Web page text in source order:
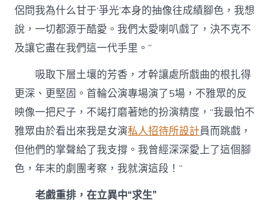
侶問我為什么甘于‘爭光’本身的抽像往成績腳色，我想
說，一切都源于酷愛。我們太愛喇叭戲了，決不克不
及讓它盡在我們這一代手里。”
吸取下層土壤的芳香，才幹讓處所戲曲的根扎得
更深、更堅固。首輪公演專場演了5場，不雅眾的反
映像一把尺子，不竭打磨著她的扮演精度，“我最怕不
雅眾由於看出來我是女演私人招待所設計員而跳戲，
但他們的掌聲給了我支撐。我曾經深深愛上了這個腳
色，年末的劇團考察，我就演這段！”
老戲重排，在立異中“求生”